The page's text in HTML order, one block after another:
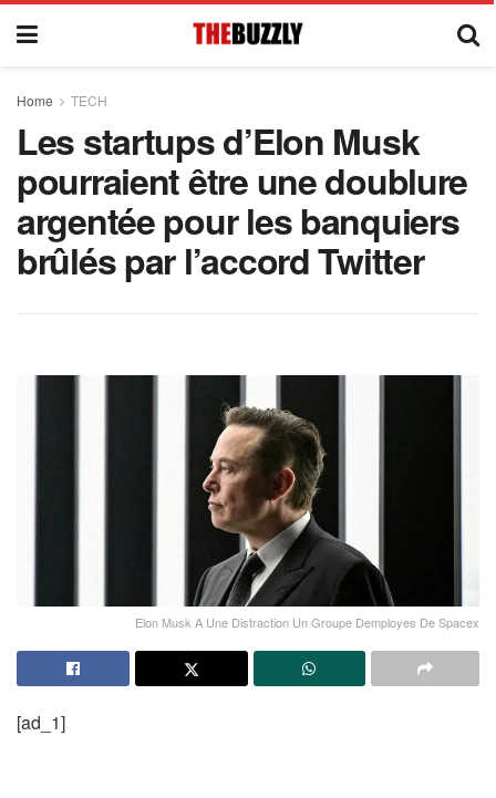
Home TECH
Les startups d’Elon Musk
pourraient être une doublure
argentée pour les banquiers
brûlés par l’accord Twitter
Elon Musk A Une Distraction Un Groupe Demployes De Spacex
[ad_1]